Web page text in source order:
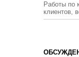
Работы по
клиентов,